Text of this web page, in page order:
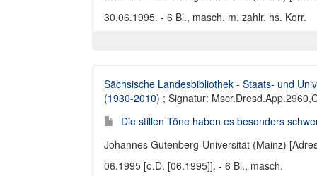
30.06.1995. - 6 Bl., masch. m. zahlr. hs. Korr.
Sächsische Landesbibliothek - Staats- und
(1930-2010) ; Signatur:
Die stillen Töne haben es besonders
Johannes Gutenberg-Universität (Mainz)
06.1995 [o.D. [06.1995]]. - 6 Bl., masch.